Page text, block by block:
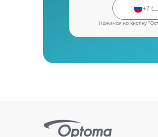
Нажимая на кнопку